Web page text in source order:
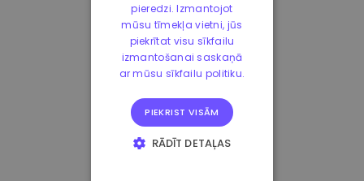
pieredzi. Izmantojot
mūsu tīmekļa vietni, jūs
piekrītat visu sīkfailu
izmantošanai saskaņā
ar mūsu sīkfailu politiku.
PIEKRIST VISĀM
RĀDĪT DETAĻAS